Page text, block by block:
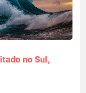
no Sul,